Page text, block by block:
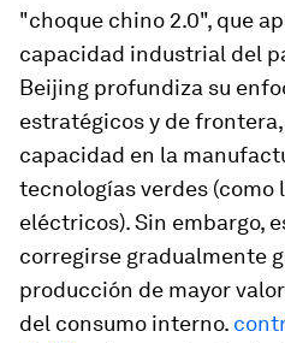
"choque chino 2.0", que
capacidad industrial del
Beijing profundiza su
estratégicos y de
capacidad en la
tecnologías verdes (como
eléctricos). Sin embargo,
corregirse gradualmente
producción de mayor
del consumo interno.